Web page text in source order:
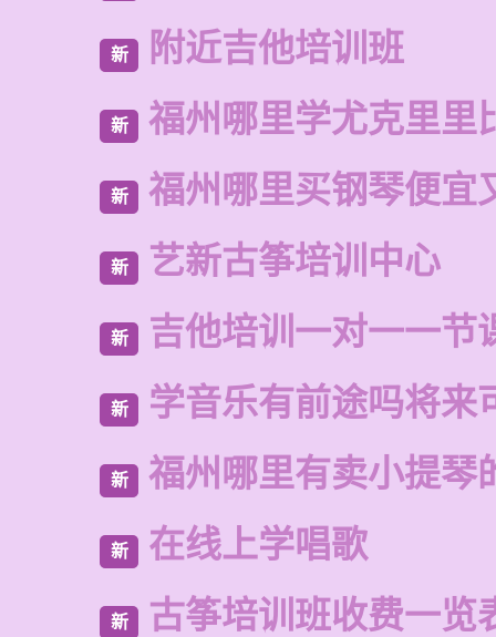
新 附近吉他培训班
新 福州哪里学尤克里里
新 福州哪里买钢琴便宜
新 艺新古筝培训中心
新 吉他培训一对一一节
新 学音乐有前途吗将来
新 福州哪里有卖小提琴
新 在线上学唱歌
新 古筝培训班收费一览